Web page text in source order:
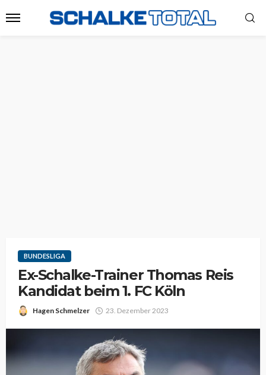
BUNDESLIGA
Ex-Schalke-Trainer Thomas Reis
Kandidat beim 1. FC Köln
Hagen Schmelzer 23. Dezember 2023